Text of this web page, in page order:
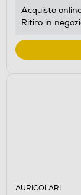
Acquisto
Ritiro in
AURICOLARI